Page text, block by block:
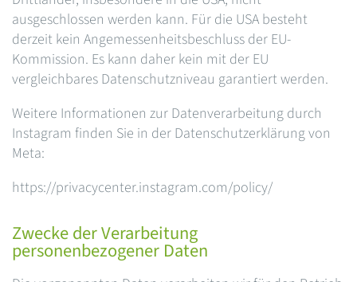
ausgeschlossen werden kann. Für die USA besteht
derzeit kein Angemessenheitsbeschluss der EU-
Kommission. Es kann daher kein mit der EU
vergleichbares Datenschutzniveau garantiert werden.
Weitere Informationen zur Datenverarbeitung durch
Instagram finden Sie in der Datenschutzerklärung von
Meta:
https://privacycenter.instagram.com/policy/
Zwecke der Verarbeitung
personenbezogener Daten